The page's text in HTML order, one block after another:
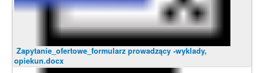
Zapytanie_ofertowe_formularz prowadzący -wyklady,
opiekun.docx